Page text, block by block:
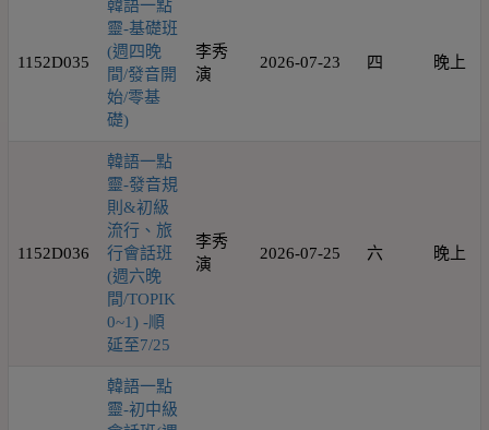
1152D035
韓語一點
靈-基礎班
(週四晚
間/發音開
始/零基
礎)
李秀
演
2026-07-23 四 晚上
1152D036
韓語一點
靈-發音規
則&初級
流行、旅
行會話班
(週六晚
間/TOPIK
0~1) -順
延至7/25
李秀
演
2026-07-25 六 晚上
韓語一點
靈-初中級